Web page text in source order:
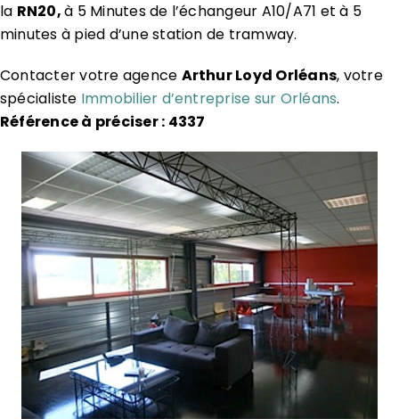
la RN20,à 5 Minutes de l’échangeur A10/A71 et à 5
minutes à pied d’une station de tramway.
Contacter votre agence Arthur Loyd Orléans, votre
spécialiste Immobilier d’entreprise sur Orléans.
Référence à préciser : 4337